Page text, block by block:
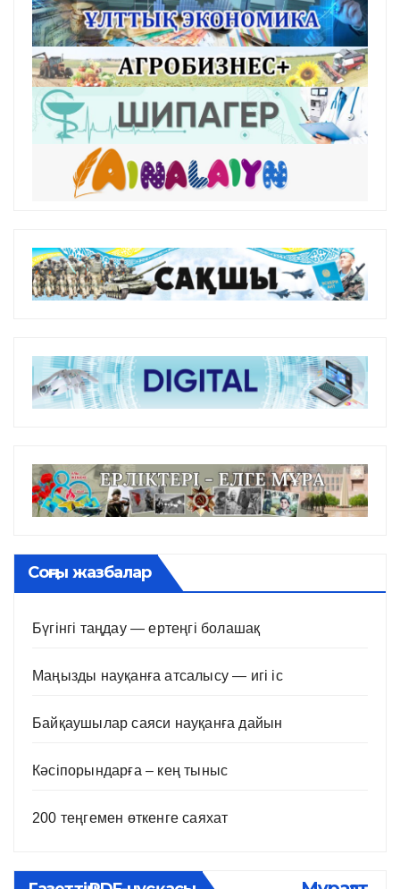
Соңғы жазбалар
Бүгінгі таңдау — ертеңгі болашақ
Маңызды науқанға атсалысу — игі іс
Байқаушылар саяси науқанға дайын
Кәсіпорындарға – кең тыныс
200 теңгемен өткенге саяхат